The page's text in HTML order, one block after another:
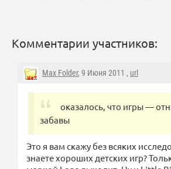
Комментарии участников:
Max Folder, 9 Июня 2011 , url
оказалось, что игры —
забавы
Это я вам скажу без всяких
знаете хороших детских игр?